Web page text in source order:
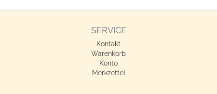
SERVICE
Kontakt
Warenkorb
Konto
Merkzettel